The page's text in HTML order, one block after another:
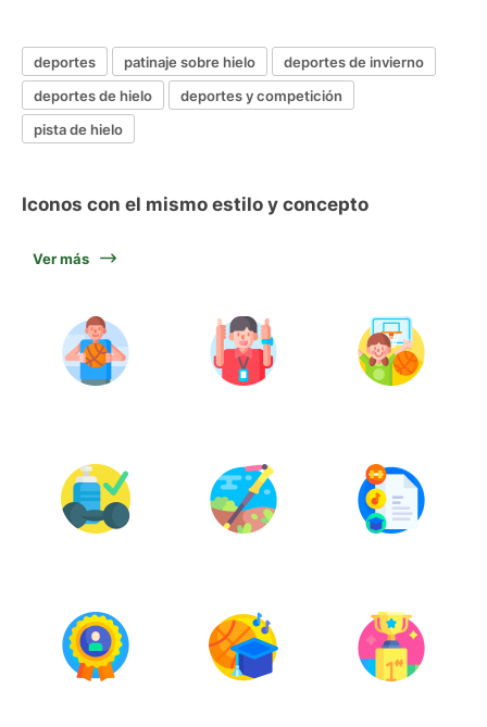
deportes patinaje sobre hielo
deportes de invierno
deportes de hielo
deportes y competición
pista de hielo
Iconos con el mismo estilo y concepto
Ver más